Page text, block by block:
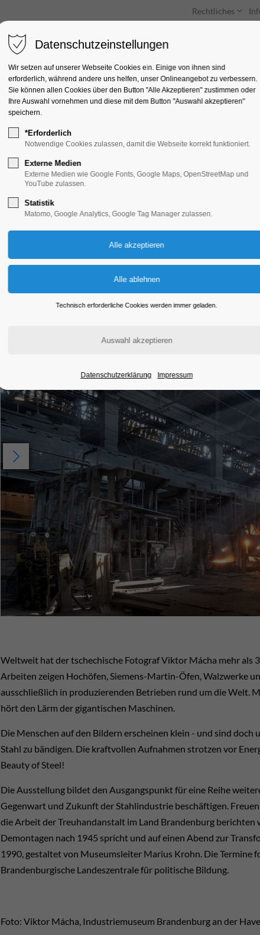
Rechtliches
Unterkünfte Entdecken & Erleben
Beauty of Steel:
Ausstellung
20.03.2026, 09:00–16:00
Eintritt frei
Weltweit hat der tschechische Fotograf Viktor Mácha mehr als
Arbeiten zeigen Hochöfen, Siemens-Martin-Öfen, Walzwerke
ausschließlich in produzierenden Betrieben rund um die Welt.
hört den Lärm der gigantischen Maschinen.
Die Menschen auf den Bildern erscheinen klein - und sind doch
Stahl zu bändigen. Die kraftvollen Aufnahmen strotzen vor
Beauty of Steel!
Die Ausstellung bildet den Ausgangspunkt für eine Reihe
Gegenwart und Zukunft der Stahlindustrie beschäftigen.
die Arbeit der Treuhandanstalt im Land Brandenburg berichten
Demontagen nach 1945 spricht und auf einen Abend zur
1990, gestaltet von Museumsleiter Marius Krohn. Die Termine
Brandenburgische Landeszentrale für politische Bildung.
Foto: Viktor Mácha, Industriemuseum Brandenburg an der
Datenschutzeinstellungen
Wir setzen auf unserer Webseite Cookies ein. Einige von ihnen sind
erforderlich, während andere uns helfen, unser Onlineangebot zu verbessern.
Sie können allen Cookies über den Button "Alle Akzeptieren" zustimmen oder
Ihre Auswahl vornehmen und diese mit dem Button "Auswahl akzeptieren"
speichern.
*Erforderlich
Notwendige Cookies zulassen, damit die Webseite korrekt funktioniert.
Externe Medien
Externe Medien wie Google Fonts, Google Maps, OpenStreetMap und
YouTube zulassen.
Statistik
Matomo, Google Analytics, Google Tag Manager zulassen.
Technisch erforderliche Cookies werden immer geladen.
Datenschutzerklärung Impressum